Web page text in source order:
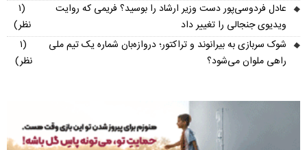
عادل فردوسی‌پور دست وزیر ارشاد را بوسید؟ فریمی که روایت
ویدیوی جنجالی را تغییر داد
(۱
نظر)
شوک سربازی به بیرانوند و تراکتور؛ دروازه‌بان شماره یک تیم ملی
راهی ملوان می‌شود؟
(۱
نظر)